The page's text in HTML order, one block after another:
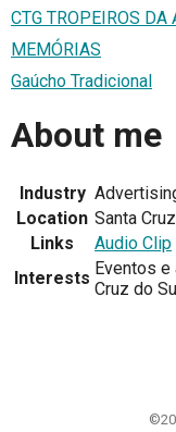
CTG TROPEIROS DA
MEMÓRIAS
Gaúcho Tradicional
About me
Industry
Location Santa
Links
Audio Clip
Interests Eventos
Cruz do